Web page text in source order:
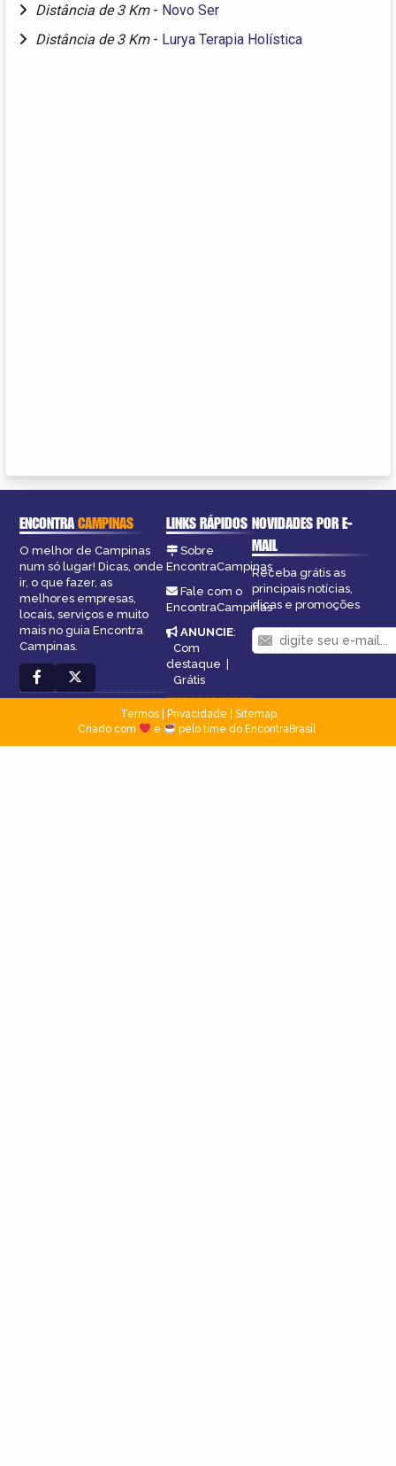
Distância de 3 Km - Novo Ser
Distância de 3 Km - Lurya Terapia Holística
ENCONTRACAMPINAS
O melhor de Campinas
num só lugar! Dicas, onde
ir, o que fazer, as
melhores empresas,
locais, serviços e muito
mais no guia Encontra
Campinas.
LINKS RÁPIDOS
Sobre
EncontraCampinas
Fale com o
EncontraCampinas
ANUNCIE:
Com
destaque |
Grátis
NOVIDADES POR E-
MAIL
Receba grátis as
principais notícias,
dicas e promoções
Termos| Privacidade
Sitemap
Criado com
e pelo time do EncontraBrasil